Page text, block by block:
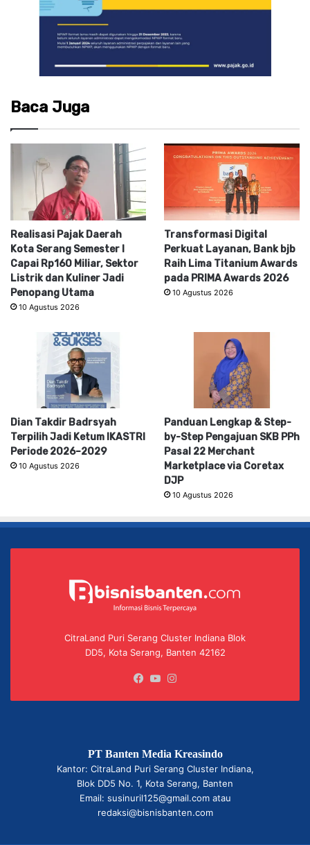
Baca Juga
Realisasi Pajak Daerah
Kota Serang Semester I
Capai Rp160 Miliar, Sektor
Listrik dan Kuliner Jadi
Penopang Utama
10 Agustus 2026
Transformasi Digital
Perkuat Layanan, Bank bjb
Raih Lima Titanium Awards
pada PRIMA Awards 2026
10 Agustus 2026
Dian Takdir Badrsyah
Terpilih Jadi Ketum IKASTRI
Periode 2026–2029
10 Agustus 2026
Panduan Lengkap & Step-
by-Step Pengajuan SKB PPh
Pasal 22 Merchant
Marketplace via Coretax
DJP
10 Agustus 2026
CitraLand Puri Serang Cluster Indiana Blok
DD5, Kota Serang, Banten 42162
Facebook
YouTube
PT Banten Media Kreasindo
Kantor: CitraLand Puri Serang Cluster Indiana,
Blok DD5 No. 1, Kota Serang, Banten
Email: susinuril125@gmail.com atau
redaksi@bisnisbanten.com